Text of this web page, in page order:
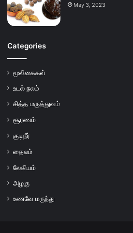
May 3, 2023
Categories
மூலிகைகள்
உடல் நலம்
சித்த மருத்துவம்
சூரணம்
குடிநீர்
தைலம்
லேகியம்
அழகு
உணவே மருந்து